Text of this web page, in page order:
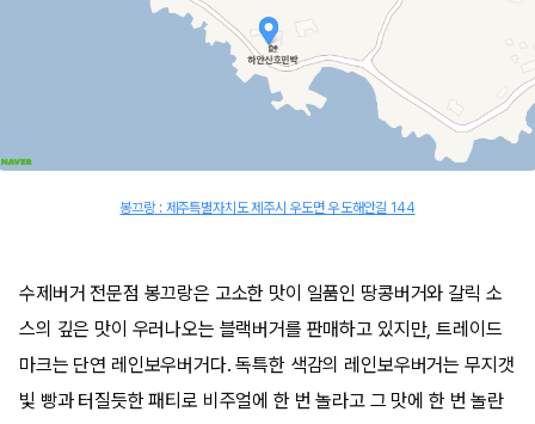
봉끄랑 : 제주특별자치도 제주시 우도면 우도해안길 144
수제버거 전문점 봉끄랑은 고소한 맛이 일품인 땅콩버거와 갈릭 소
스의 깊은 맛이 우러나오는 블랙버거를 판매하고 있지만, 트레이드
마크는 단연 레인보우버거다. 독특한 색감의 레인보우버거는 무지갯
빛 빵과 터질듯한 패티로 비주얼에 한 번 놀라고 그 맛에 한 번 놀란